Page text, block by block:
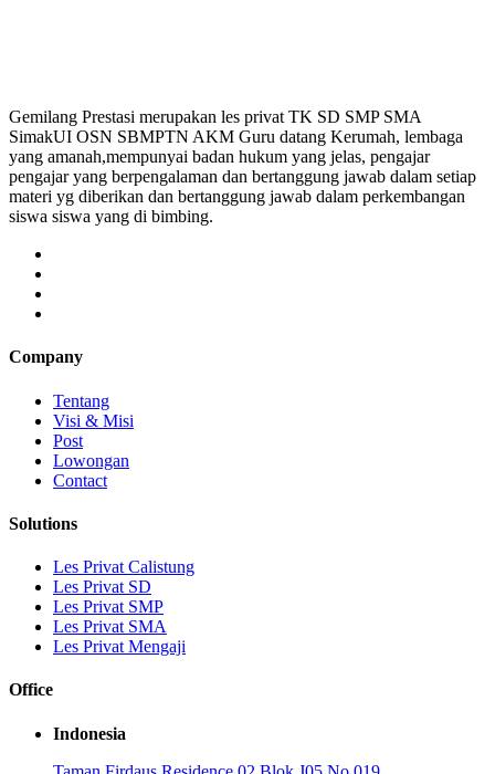
Gemilang Prestasi merupakan les privat TK SD SMP SMA
SimakUI OSN SBMPTN AKM Guru datang Kerumah, lembaga
yang amanah,mempunyai badan hukum yang jelas, pengajar
pengajar yang berpengalaman dan bertanggung jawab dalam setiap
materi yg diberikan dan bertanggung jawab dalam perkembangan
siswa siswa yang di bimbing.
Company
Tentang
Visi & Misi
Post
Lowongan
Contact
Solutions
Les Privat Calistung
Les Privat SD
Les Privat SMP
Les Privat SMA
Les Privat Mengaji
Office
Indonesia